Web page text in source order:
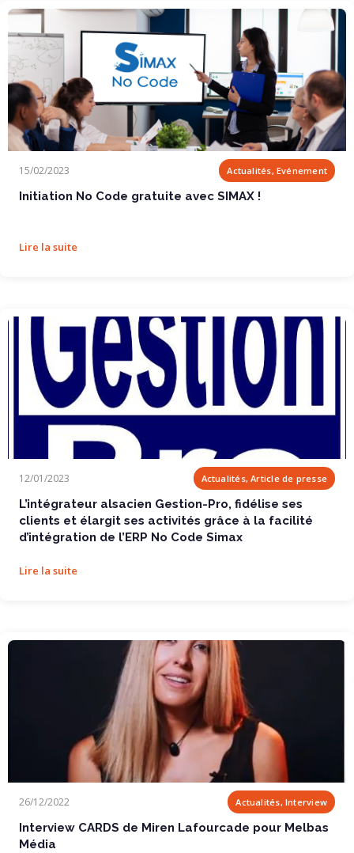
15/02/2023 Actualités, Evénement
Initiation No Code gratuite avec SIMAX !
Lire la suite
12/01/2023 Actualités, Article de presse
L’intégrateur alsacien Gestion-Pro, fidélise ses
clients et élargit ses activités grâce à la facilité
d’intégration de l’ERP No Code Simax
Lire la suite
Interview CARDS de Miren Lafourcade pour Melbas...
26/12/2022 Actualités, Interview
Interview CARDS de Miren Lafourcade pour Melbas
Média